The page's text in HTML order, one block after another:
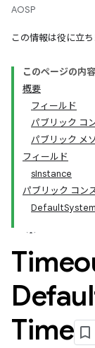
AOSP
この情報は役に立
このページの内容
概要
フィールド
パブリック コ
パブリック メ
フィールド
sInstance
パブリック コン
Time